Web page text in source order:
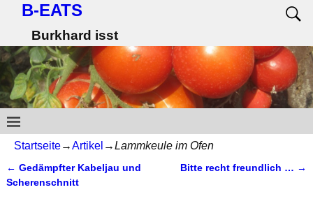
B-EATS
Burkhard isst
Startseite→Artikel →Lammkeule im Ofen
Artikelnavigation
← Gedämpfter Kabeljau und
Scherenschnitt
Bitte recht freundlich … →